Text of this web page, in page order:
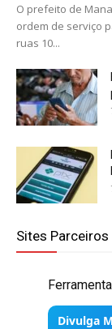
O prefeito de
ordem de serviço
ruas 10...
Sites Parceiros
Divulga